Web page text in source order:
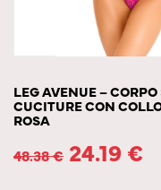
LEG AVENUE –
CUCITURE CON
ROSA
48.38€ 24.19 €